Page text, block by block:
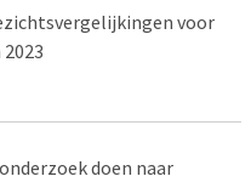
voor
doen naar